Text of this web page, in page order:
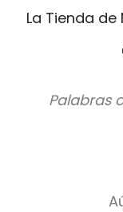
La Tienda de
Palabras